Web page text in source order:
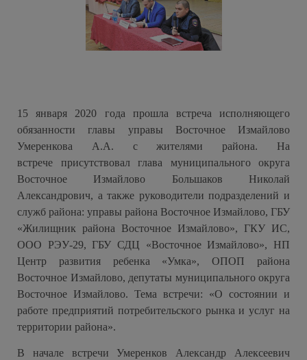
15 января 2020 года прошла встреча исполняющего
обязанности главы управы Восточное Измайлово
Умеренкова А.А. с жителями района. На
встрече присутствовал глава муниципального округа
Восточное Измайлово Большаков Николай
Александрович, а также руководители подразделений и
служб района: управы района Восточное Измайлово, ГБУ
«Жилищник района Восточное Измайлово», ГКУ ИС,
ООО РЭУ-29, ГБУ СДЦ «Восточное Измайлово», НП
Центр развития ребенка «Умка», ОПОП района
Восточное Измайлово, депутаты муниципального округа
Восточное Измайлово. Тема встречи: «О состоянии и
работе предприятий потребительского рынка и услуг на
территории района».
В начале встречи Умеренков Александр Алексеевич